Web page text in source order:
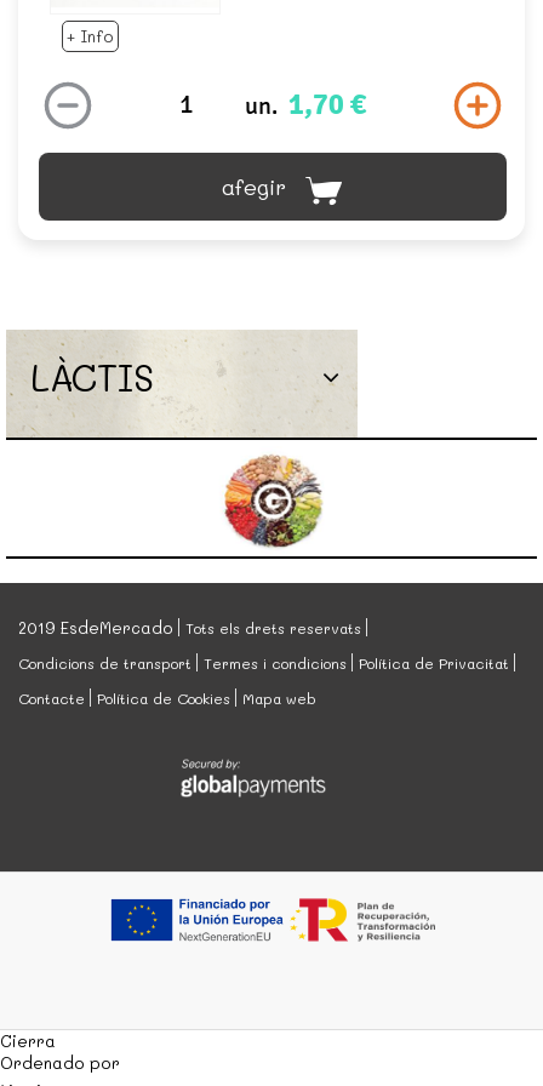
+ Info
un. 1,70 €
afegir
LÀCTIS
2019 EsdeMercado
Tots els drets reservats
Condicions de transport
Termes i condicions
Política de Privacitat
Contacte
Política de Cookies Mapa web
Cierra
Ordenado por